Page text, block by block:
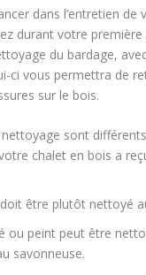
dans l’entretien de
durant votre
du bardage,
ci vous permettra de
sur le bois.
sont
chalet en bois a
être plutôt nettoyé
ou peint peut être
savonneuse.